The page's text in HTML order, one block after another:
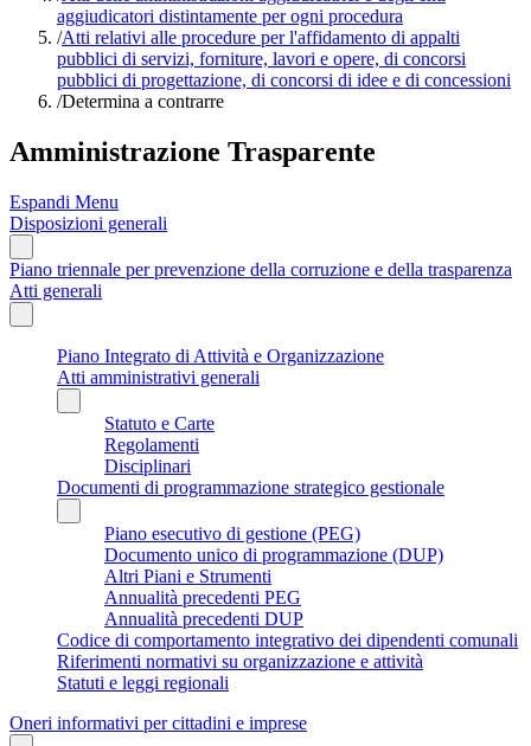
aggiudicatori distintamente per ogni procedura
/Atti relativi alle procedure per l'affidamento di appalti
pubblici di servizi, forniture, lavori e opere, di concorsi
pubblici di progettazione, di concorsi di idee e di concessioni
/Determina a contrarre
Amministrazione Trasparente
Espandi Menu
Disposizioni generali
Piano triennale per prevenzione della corruzione e della trasparenza
Atti generali
Piano Integrato di Attività e Organizzazione
Atti amministrativi generali
Statuto e Carte
Regolamenti
Disciplinari
Documenti di programmazione strategico gestionale
Piano esecutivo di gestione (PEG)
Documento unico di programmazione (DUP)
Altri Piani e Strumenti
Annualità precedenti PEG
Annualità precedenti DUP
Codice di comportamento integrativo dei dipendenti comunali
Riferimenti normativi su organizzazione e attività
Statuti e leggi regionali
Oneri informativi per cittadini e imprese